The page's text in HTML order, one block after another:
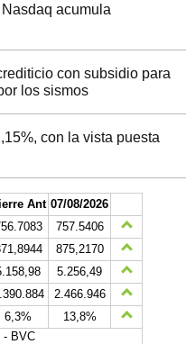
acumula
con subsidio para
los sismos
con la vista puesta
Ant 07/08/2026
757.5406
875,2170
5.256,49
2.466.946
6,3%
13,8%
- BVC